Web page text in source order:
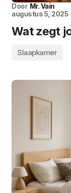
Door Mr. Vain
augustus 5, 2025
Wat zegt
Slaapkamer